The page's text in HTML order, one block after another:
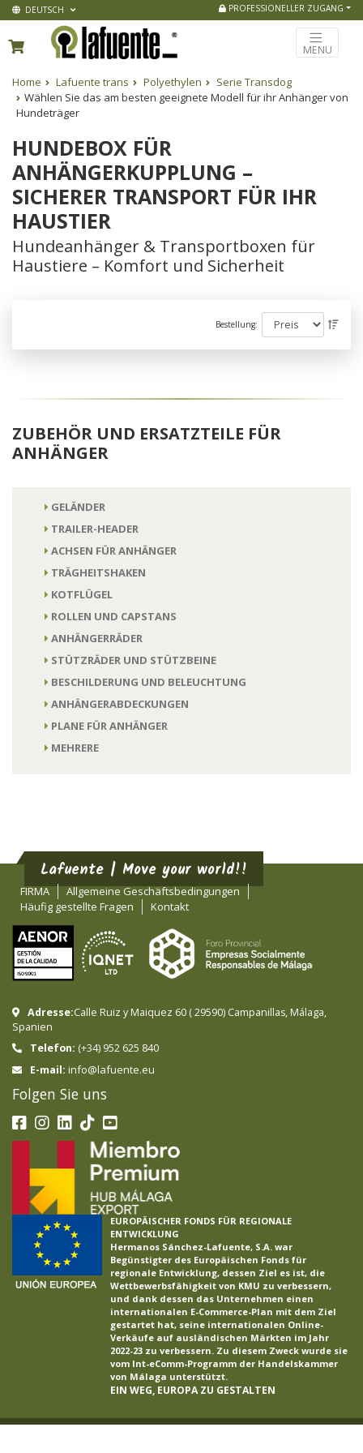
DEUTSCH PROFESSIONELLER ZUGANG
MENU
Home Lafuente trans Polyethylen
Serie Transdog
Wählen Sie das am besten geeignete Modell für ihr Anhänger von
Hundeträger
HUNDEBOX FÜR
ANHÄNGERKUPPLUNG –
SICHERER TRANSPORT FÜR IHR
HAUSTIER
Hundeanhänger & Transportboxen für
Haustiere – Komfort und Sicherheit
Bestellung:
ZUBEHÖR UND ERSATZTEILE FÜR
ANHÄNGER
GELÄNDER
TRAILER-HEADER
ACHSEN FÜR ANHÄNGER
TRÄGHEITSHAKEN
KOTFLÜGEL
ROLLEN UND CAPSTANS
ANHÄNGERRÄDER
STÜTZRÄDER UND STÜTZBEINE
BESCHILDERUNG UND BELEUCHTUNG
ANHÄNGERABDECKUNGEN
PLANE FÜR ANHÄNGER
MEHRERE
Lafuente | Move your world!!
FIRMA
Allgemeine Geschäftsbedingungen
Häufig gestellte Fragen
Kontakt
Adresse:Calle Ruiz y Maiquez 60 (29590) Campanillas, Málaga,
Spanien
Telefon: (+34) 952 625 840
E-mail: info@lafuente.eu
Folgen Sie uns
EUROPÄISCHER FONDS FÜR REGIONALE
ENTWICKLUNG
Hermanos Sánchez-Lafuente, S.A. war
Begünstigter des Europäischen Fonds für
regionale Entwicklung, dessen Ziel es ist, die
Wettbewerbsfähigkeit von KMU zu verbessern,
und dank dessen das Unternehmen einen
internationalen E-Commerce-Plan mit dem Ziel
gestartet hat, seine internationalen Online-
Verkäufe auf ausländischen Märkten im Jahr
2022-23 zu verbessern. Zu diesem Zweck wurde sie
vom Int-eComm-Programm der Handelskammer
von Málaga unterstützt.
EIN WEG, EUROPA ZU GESTALTEN